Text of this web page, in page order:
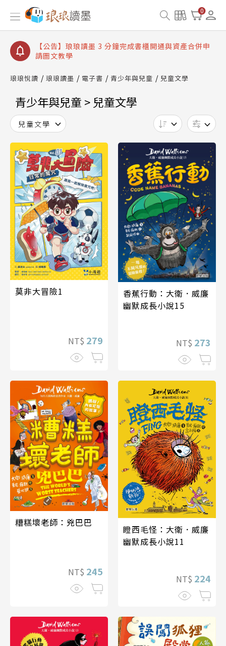
0
【公告】琅琅讀墨書櫃開通常見問題
【公告】琅琅讀墨 3 分鐘完成書櫃開通與資產合併申
【公告】琅琅書店服務升級重要說明及資產合併結果
查詢
琅琅悅讀 琅琅讀墨 電子書 青少年與兒童 兒童文學
青少年與兒童 > 兒童文學
兒童文學
莫非大冒險1
NT$ 279
香蕉行動：大衛．威廉
幽默成長小說15
NT$ 273
糟糕壞老師：兇巴巴
NT$ 245
瞪西毛怪：大衛．威廉
幽默成長小說11
NT$ 224